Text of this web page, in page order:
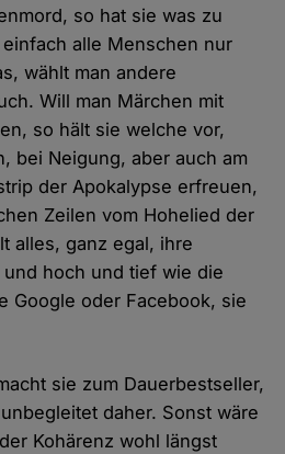
so hat sie was zu
alle Menschen nur
wählt man andere
Will man Märchen mit
so hält sie welche vor,
bei Neigung, aber auch am
der Apokalypse erfreuen,
Zeilen vom Hohelied der
alles, ganz egal, ihre
hoch und tief wie die
Google oder Facebook, sie
sie zum Dauerbestseller,
daher. Sonst wäre
Kohärenz wohl längst